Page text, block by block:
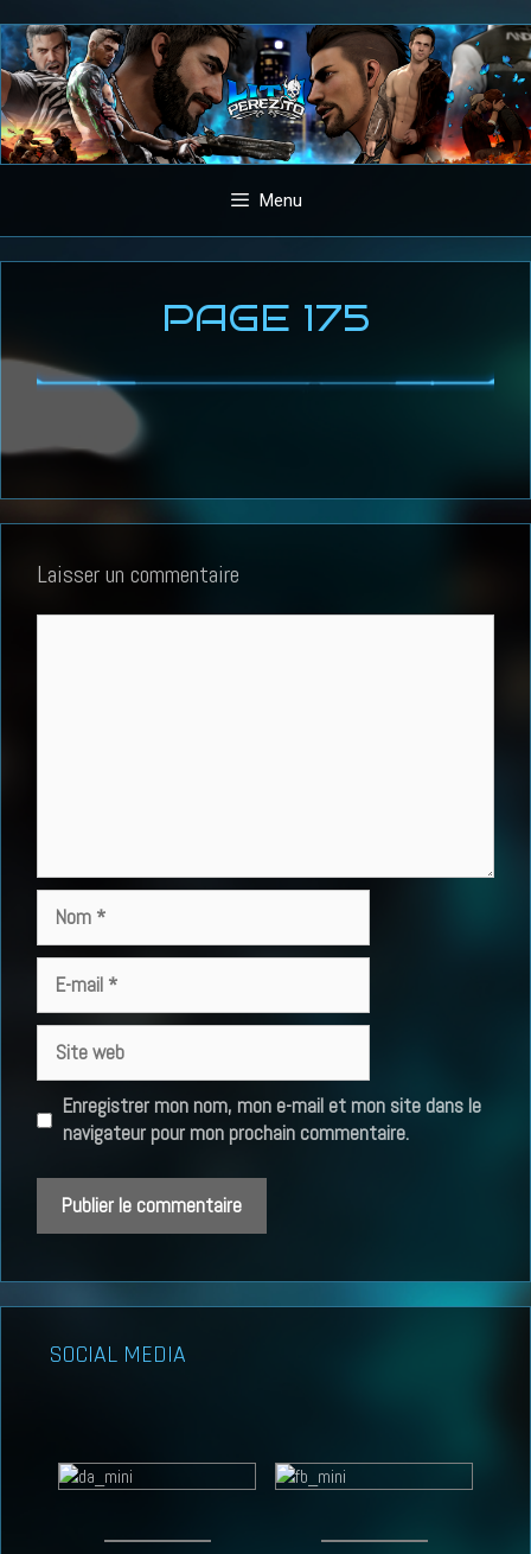
Aller
au
contenu
Menu
PAGE 175
Laisser un commentaire
mail
web
Enregistrer mon nom, mon e-mail et mon site dans le
navigateur pour mon prochain commentaire.
SOCIAL MEDIA